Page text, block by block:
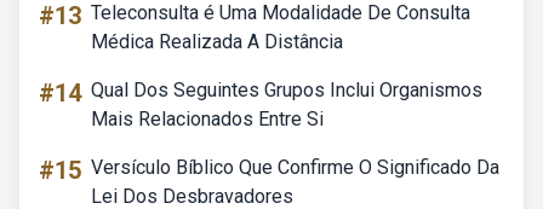
#13 Teleconsulta é Uma Modalidade De Consulta
Médica Realizada A Distância
#14 Qual Dos Seguintes Grupos Inclui Organismos
Mais Relacionados Entre Si
#15 Versículo Bíblico Que Confirme O Significado Da
Lei Dos Desbravadores